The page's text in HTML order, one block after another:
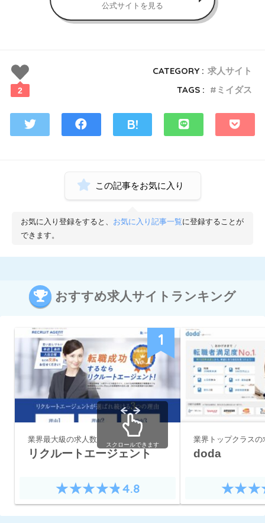
公式サイトを見る
2
CATEGORY : 求人サイト
TAGS :
ミイダス
この記事をお気に入り
お気に入り登録をすると、 お気に入り記事一覧に登録することが
できます。
おすすめ求人サイトランキング
1
業界最大級の求人数
リクルートエージェント
4.8
業界トップクラスの
doda
スクロールできます